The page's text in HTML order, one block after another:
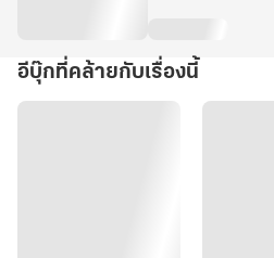
อีบุ๊กที่คล้ายกับเรื่องนี้